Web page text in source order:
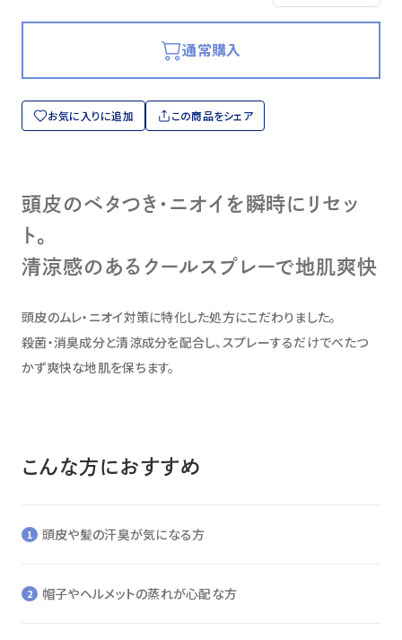
頭皮のベタつき・ニオイを瞬時にリセッ
ト。
清涼感のあるクールスプレーで地肌爽快
頭皮のムレ・ニオイ対策に特化した処方にこだわりました。
殺菌・消臭成分と清涼成分を配合し、スプレーするだけでべたつ
かず爽快な地肌を保ちます。
こんな方におすすめ
頭皮や髪の汗臭が気になる方
帽子やヘルメットの蒸れが心配な方
通常購入
お気に入りに追加 この商品をシェア